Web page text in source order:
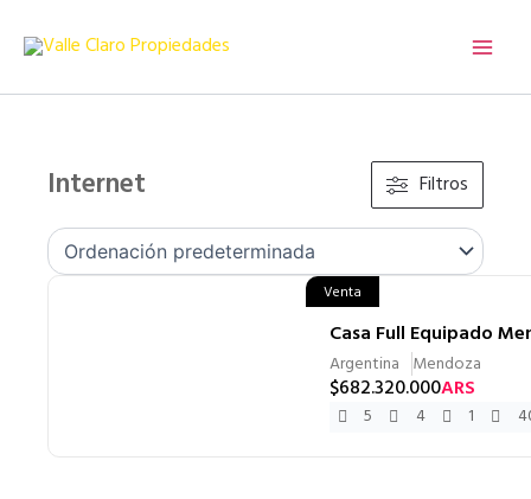
contenido
Internet Filtros
Venta
Casa Full Equipado
Argentina Mendoza
$682.320.000ARS
5 4 1